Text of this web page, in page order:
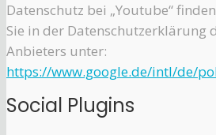
Datenschutz bei „Youtube“ finden
Sie in der Datenschutzerklärung
Anbieters unter:
https://www.google.de/intl/de/
Social Plugins